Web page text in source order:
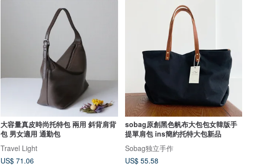
大容量真皮時尚托特包 兩用 斜背肩背
包 男女適用 通勤包
Travel Light
US$ 71.06
sobag原創黑色帆布大包包女韓版手
提單肩包 ins簡約托特大包新品
Sobag独立手作
US$ 55.58